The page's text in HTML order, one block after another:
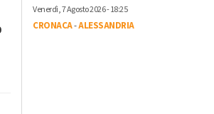
Venerdì, 7 Agosto 2026 - 18:25
CRONACA-ALESSANDRIA